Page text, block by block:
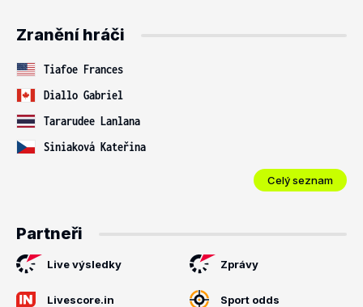
Zranění hráči
Tiafoe Frances
Diallo Gabriel
Tararudee Lanlana
Siniaková Kateřina
Celý seznam
Partneři
Live výsledky Zprávy
Livescore.in Sport odds